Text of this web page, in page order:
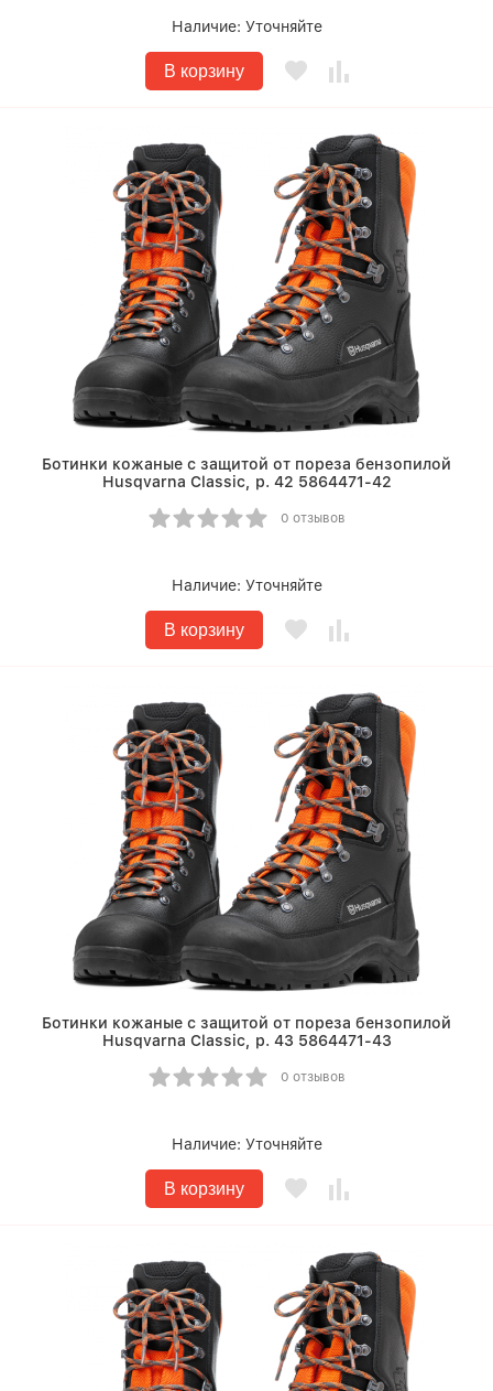
Наличие: Уточняйте
В корзину
Ботинки кожаные с защитой от пореза бензопилой
Husqvarna Classic, р. 42 5864471-42
0 отзывов
Наличие: Уточняйте
В корзину
Ботинки кожаные с защитой от пореза бензопилой
Husqvarna Classic, р. 43 5864471-43
0 отзывов
Наличие: Уточняйте
В корзину